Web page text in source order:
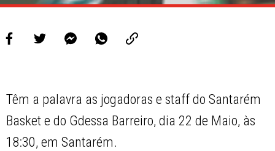
Têm a palavra as jogadoras e staff do Santarém
Basket e do Gdessa Barreiro, dia 22 de Maio, às
18:30, em Santarém.